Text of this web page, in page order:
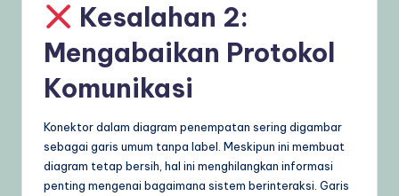
Kesalahan 2:
Mengabaikan Protokol
Komunikasi
Konektor dalam diagram penempatan sering digambar
sebagai garis umum tanpa label. Meskipun ini membuat
diagram tetap bersih, hal ini menghilangkan informasi
penting mengenai bagaimana sistem berinteraksi. Garis